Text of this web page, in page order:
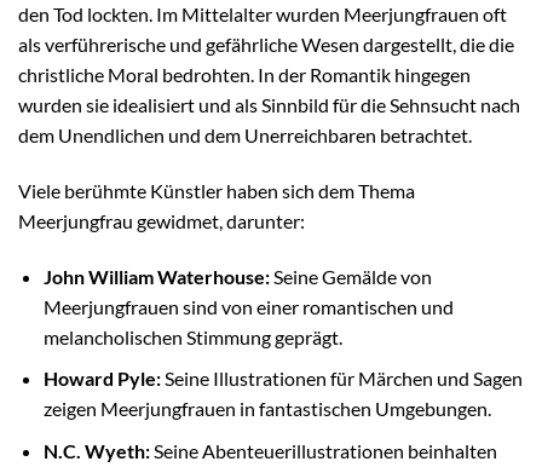
den Tod lockten. Im Mittelalter wurden Meerjungfrauen oft
als verführerische und gefährliche Wesen dargestellt, die die
christliche Moral bedrohten. In der Romantik hingegen
wurden sie idealisiert und als Sinnbild für die Sehnsucht nach
dem Unendlichen und dem Unerreichbaren betrachtet.
Viele berühmte Künstler haben sich dem Thema
Meerjungfrau gewidmet, darunter:
John William Waterhouse:Seine Gemälde von
Meerjungfrauen sind von einer romantischen und
melancholischen Stimmung geprägt.
Howard Pyle:Seine Illustrationen für Märchen und Sagen
zeigen Meerjungfrauen in fantastischen Umgebungen.
N.C. Wyeth:Seine Abenteuerillustrationen beinhalten